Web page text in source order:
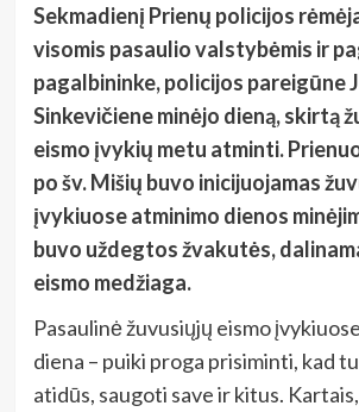
Sekmadienį Prienų policijos
visomis pasaulio valstybėmis ir
pagalbininke, policijos pareigūne
Sinkevičiene minėjo dieną, skirtą
eismo įvykių metu atminti.
po šv. Mišių buvo inicijuojamas
įvykiuose atminimo dienos
buvo uždegtos žvakutės,
eismo medžiaga.
Pasaulinė žuvusiųjų eismo
diena – puiki proga prisiminti, kad
atidūs, saugoti save ir kitus.